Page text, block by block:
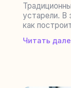
устарели. В
как
Читать